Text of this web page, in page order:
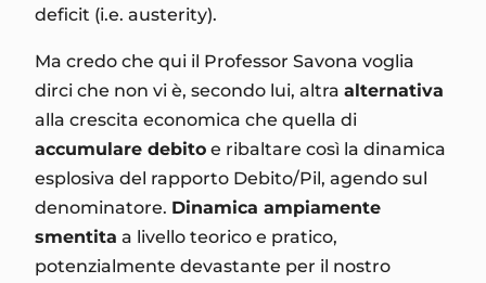
deficit (i.e. austerity).
Ma credo che qui il Professor Savona voglia
dirci che non vi è, secondo lui, altra alternativa
alla crescita economica che quella di
accumulare debito e ribaltare così la dinamica
esplosiva del rapporto Debito/Pil, agendo sul
denominatore. Dinamica ampiamente
smentita a livello teorico e pratico,
potenzialmente devastante per il nostro